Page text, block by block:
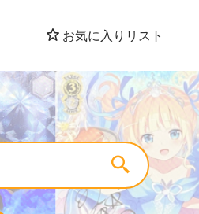
お気に入りリスト